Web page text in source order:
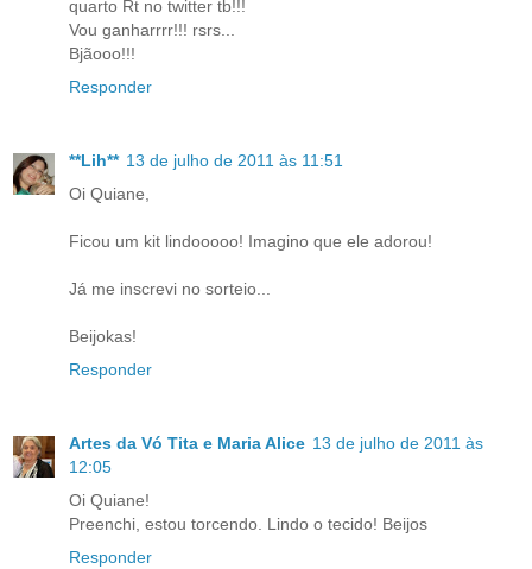
quarto Rt no twitter tb!!!
Vou ganharrrr!!! rsrs...
Bjãooo!!!
Responder
**Lih** 13 de julho de 2011 às 11:51
Oi Quiane,
Ficou um kit lindooooo! Imagino que ele adorou!
Já me inscrevi no sorteio...
Beijokas!
Responder
Artes da Vó Tita e Maria Alice 13 de julho de 2011 às
12:05
Oi Quiane!
Preenchi, estou torcendo. Lindo o tecido! Beijos
Responder